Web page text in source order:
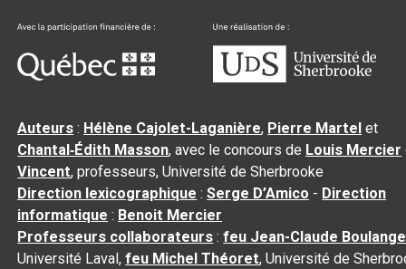
Auteurs : Hélène Cajolet-Laganière, Pierre Martel et
Chantal‑Édith Masson, avec le concours de Louis Mercier
Vincent, professeurs, Université de Sherbrooke
Direction lexicographique :Serge D’Amico - Direction
informatique : Benoit Mercier
Professeurs collaborateurs :feu Jean-Claude
Université Laval,feu Michel Théoret, Université de